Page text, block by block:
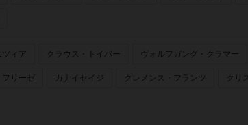
ツィア クラウス・トイバー ヴォルフガング・クラマー
フリーゼ カナイセイジ クレメンス・フランツ クリ